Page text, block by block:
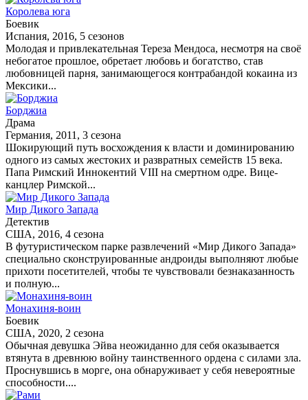
Королева юга
Боевик
Испания, 2016, 5 сезонов
Молодая и привлекательная Тереза Мендоса, несмотря на своё
небогатое прошлое, обретает любовь и богатство, став
любовницей парня, занимающегося контрабандой кокаина из
Мексики...
Борджиа
Драма
Германия, 2011, 3 сезона
Шокирующий путь восхождения к власти и доминированию
одного из самых жестоких и развратных семейств 15 века.
Папа Римский Иннокентий VIII на смертном одре. Вице-
канцлер Римской...
Мир Дикого Запада
Детектив
США, 2016, 4 сезона
В футуристическом парке развлечений «Мир Дикого Запада»
специально сконструированные андроиды выполняют любые
прихоти посетителей, чтобы те чувствовали безнаказанность
и полную...
Монахиня-воин
Боевик
США, 2020, 2 сезона
Обычная девушка Эйва неожиданно для себя оказывается
втянута в древнюю войну таинственного ордена с силами зла.
Проснувшись в морге, она обнаруживает у себя невероятные
способности....